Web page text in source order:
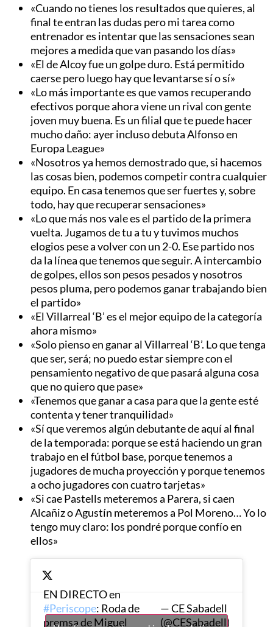
«Cuando no tienes los resultados que quieres, al
final te entran las dudas pero mi tarea como
entrenador es intentar que las sensaciones sean
mejores a medida que van pasando los días»
«El de Alcoy fue un golpe duro. Está permitido
caerse pero luego hay que levantarse sí o sí»
«Lo más importante es que vamos recuperando
efectivos porque ahora viene un rival con gente
joven muy buena. Es un filial que te puede hacer
mucho daño: ayer incluso debuta Alfonso en
Europa League»
«Nosotros ya hemos demostrado que, si hacemos
las cosas bien, podemos competir contra cualquier
equipo. En casa tenemos que ser fuertes y, sobre
todo, hay que recuperar sensaciones»
«Lo que más nos vale es el partido de la primera
vuelta. Jugamos de tu a tu y tuvimos muchos
elogios pese a volver con un 2-0. Ese partido nos
da la línea que tenemos que seguir. A intercambio
de golpes, ellos son pesos pesados y nosotros
pesos pluma, pero podemos ganar trabajando bien
el partido»
«El Villarreal ‘B’ es el mejor equipo de la categoría
ahora mismo»
«Solo pienso en ganar al Villarreal ‘B’. Lo que tenga
que ser, será; no puedo estar siempre con el
pensamiento negativo de que pasará alguna cosa
que no quiero que pase»
«Tenemos que ganar a casa para que la gente esté
contenta y tener tranquilidad»
«Sí que veremos algún debutante de aquí al final
de la temporada: porque se está haciendo un gran
trabajo en el fútbol base, porque tenemos a
jugadores de mucha proyección y porque tenemos
a ocho jugadores con cuatro tarjetas»
«Si cae Pastells meteremos a Parera, si caen
Alcañiz o Agustín meteremos a Pol Moreno… Yo lo
tengo muy claro: los pondré porque confío en
ellos»
EN DIRECTO en
#Periscope: Roda de
premsa de Miguel
— CE Sabadell
(@CESabadell)